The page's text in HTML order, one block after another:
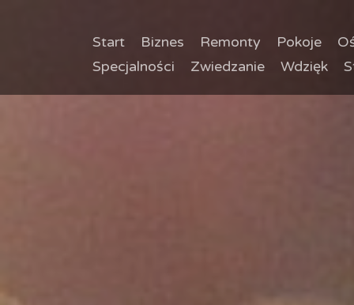
Start Biznes Remonty Pokoje
Specjalności
Zwiedzanie Wdzięk